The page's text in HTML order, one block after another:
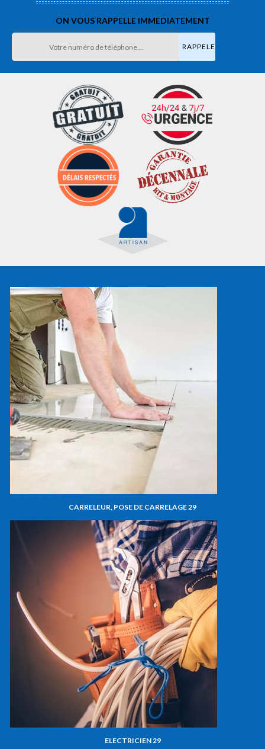
ON VOUS RAPPELLE IMMEDIATEMENT
CARRELEUR, POSE DE CARRELAGE 29
ELECTRICIEN 29